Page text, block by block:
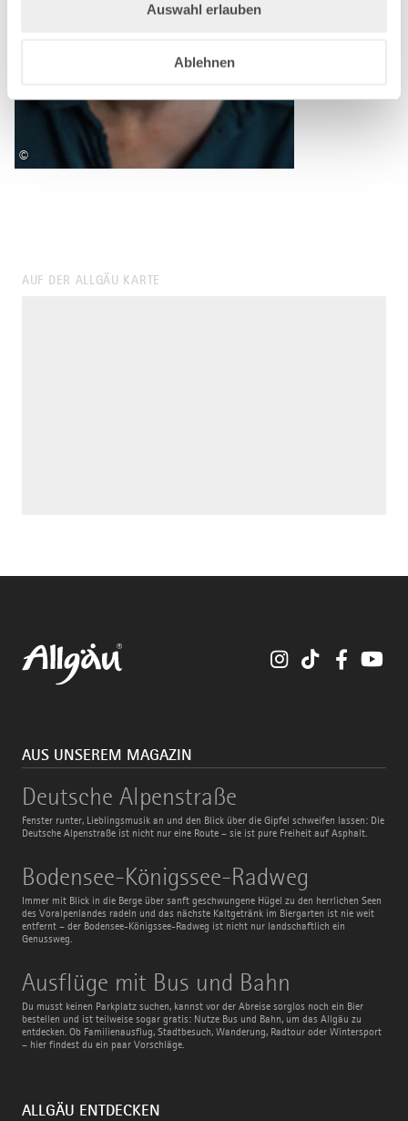
Auswahl erlauben
Ablehnen
©
AUF DER ALLGÄU KARTE
InstagramTikTok
AUS UNSEREM MAGAZIN
Deutsche Alpenstraße
Fenster runter, Lieblingsmusik an und den Blick über die Gipfel schweifen lassen: Die
Deutsche Alpenstraße ist nicht nur eine Route – sie ist pure Freiheit auf Asphalt.
Deutsche
Alpenstraße
Bodensee-Königssee-Radweg
Immer mit Blick in die Berge über sanft geschwungene Hügel zu den herrlichen Seen
des Voralpenlandes radeln und das nächste Kaltgetränk im Biergarten ist nie weit
entfernt – der Bodensee-Königssee-Radweg ist nicht nur landschaftlich ein
Genussweg.
Bodensee-
Königssee-
Radweg
Ausflüge mit Bus und Bahn
Du musst keinen Parkplatz suchen, kannst vor der Abreise sorglos noch ein Bier
bestellen und ist teilweise sogar gratis: Nutze Bus und Bahn, um das Allgäu zu
entdecken. Ob Familienausflug, Stadtbesuch, Wanderung, Radtour oder Wintersport
– hier findest du ein paar Vorschläge.
Ausflüge
mit
Bus
und
Bahn
ALLGÄU ENTDECKEN